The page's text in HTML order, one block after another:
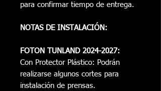
para confirmar tiempo de entrega.
NOTAS DE INSTALACIÓN:
FOTON TUNLAND 2024-2027:
Con Protector Plástico: Podrán
realizarse algunos cortes para
instalación de prensas.